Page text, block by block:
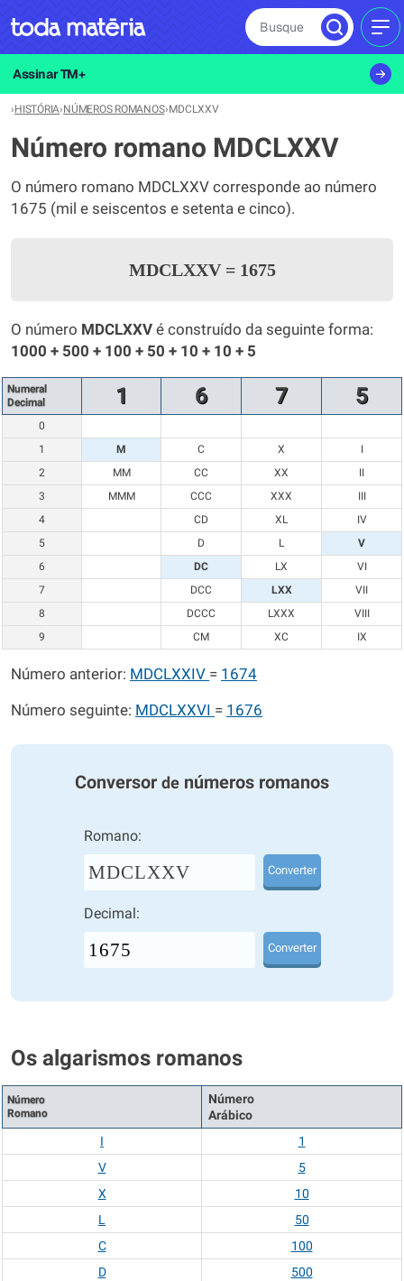
Busque
Assinar TM+
›HISTÓRIA›NÚMEROS ROMANOS›MDCLXXV
Número romano MDCLXXV
O número romano MDCLXXV corresponde ao número
1675 (mil e seiscentos e setenta e cinco).
MDCLXXV =1675
O número MDCLXXV é construído da seguinte forma:
1000 + 500 + 100 + 50 + 10 + 10 + 5
Numeral
Decimal
1 6 7 5
0
1
M C X
I
2
MM CC XX
II
3
MMM CCC XXX
III
4
CD XL
IV
5
D L
V
6
DC LX
VI
7
DCC LXX
VII
8
DCCC LXXX
VIII
9
CM XC IX
Número anterior: MDCLXXIV = 1674
Número seguinte: MDCLXXVI = 1676
Conversor de números romanos
Romano:
MDCLXXV Converter
Decimal:
Converter
Os algarismos romanos
Número
Romano
Número
Arábico
I
1
V
5
X
10
L
50
C
100
D
500